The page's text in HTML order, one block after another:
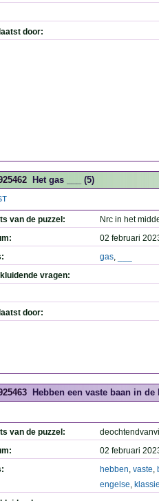
door:
Het gas ___ (5)
van de puzzel:
Nrc in het
02 februari
gas,
vragen:
door:
Hebben een vaste baan in
van de puzzel:
02 februari
hebben, vaste,
engelse,